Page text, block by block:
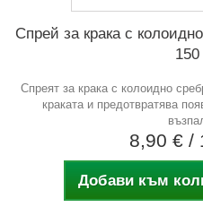
Спрей за крака с
Спреят за крака с колоидно
краката и предотвратява
8,90 € /
Добави към